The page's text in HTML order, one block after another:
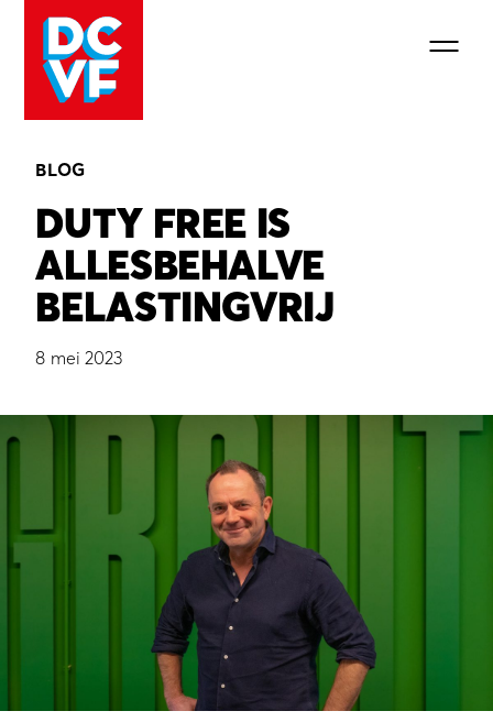
BLOG
DUTY FREE IS
ALLESBEHALVE
BELASTINGVRIJ
8 mei 2023